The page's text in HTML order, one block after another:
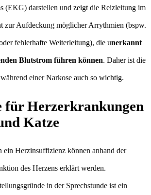
(EKG) darstellen und zeigt die Reizleitung im
zur Aufdeckung möglicher Arrythmien (bspw.
fehlerhafte Weiterleitung), die unerkannt
Blutstrom führen können. Daher ist die
einer Narkose auch so wichtig.
für Herzerkrankungen
Katze
ein Herzinsuffizienz können anhand der
des Herzens erklärt werden.
in der Sprechstunde ist ein